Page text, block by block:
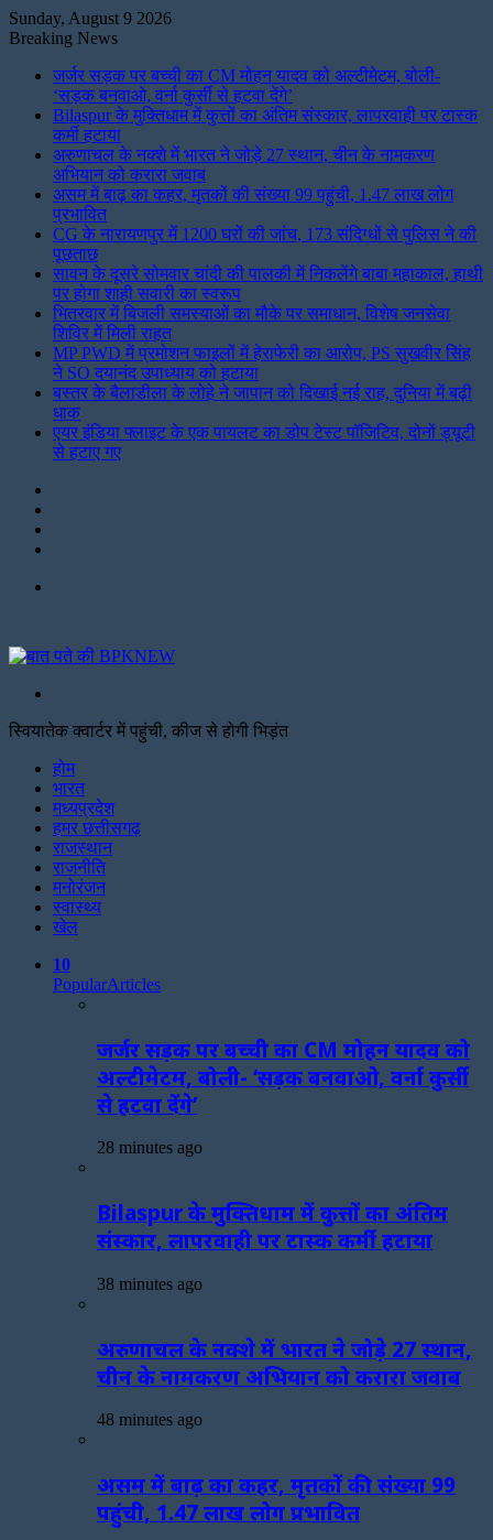
Sunday, August 9 2026
Breaking News
जर्जर सड़क पर बच्ची का CM मोहन यादव को अल्टीमेटम, बोली-
‘सड़क बनवाओ, वर्ना कुर्सी से हटवा देंगे’
Bilaspur के मुक्तिधाम में कुत्तों का अंतिम संस्कार, लापरवाही पर टास्क
कर्मी हटाया
अरुणाचल के नक्शे में भारत ने जोड़े 27 स्थान, चीन के नामकरण
अभियान को करारा जवाब
असम में बाढ़ का कहर, मृतकों की संख्या 99 पहुंची, 1.47 लाख लोग
प्रभावित
CG के नारायणपुर में 1200 घरों की जांच, 173 संदिग्धों से पुलिस ने की
पूछताछ
सावन के दूसरे सोमवार चांदी की पालकी में निकलेंगे बाबा महाकाल, हाथी
पर होगा शाही सवारी का स्वरूप
भितरवार में बिजली समस्याओं का मौके पर समाधान, विशेष जनसेवा
शिविर में मिली राहत
MP PWD में प्रमोशन फाइलों में हेराफेरी का आरोप, PS सुखवीर सिंह
ने SO दयानंद उपाध्याय को हटाया
बस्तर के बैलाडीला के लोहे ने जापान को दिखाई नई राह, दुनिया में बढ़ी
धाक
एयर इंडिया फ्लाइट के एक पायलट का डोप टेस्ट पॉजिटिव, दोनों ड्यूटी
से हटाए गए
स्वियातेक क्वार्टर में पहुंची, कीज से होगी भिड़ंत
होम
भारत
मध्यप्रदेश
हमर छत्तीसगढ़
राजस्थान
राजनीति
मनोरंजन
स्वास्थ्य
खेल
10
PopularArticles
जर्जर सड़क पर बच्ची का CM मोहन यादव को
अल्टीमेटम, बोली- ‘सड़क बनवाओ, वर्ना कुर्सी
से हटवा देंगे’
28 minutes ago
Bilaspur के मुक्तिधाम में कुत्तों का अंतिम
संस्कार, लापरवाही पर टास्क कर्मी हटाया
38 minutes ago
अरुणाचल के नक्शे में भारत ने जोड़े 27 स्थान,
चीन के नामकरण अभियान को करारा जवाब
48 minutes ago
असम में बाढ़ का कहर, मृतकों की संख्या 99
पहुंची, 1.47 लाख लोग प्रभावित